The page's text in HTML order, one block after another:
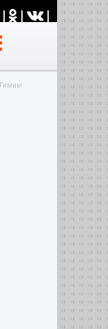
| | |
Гимны